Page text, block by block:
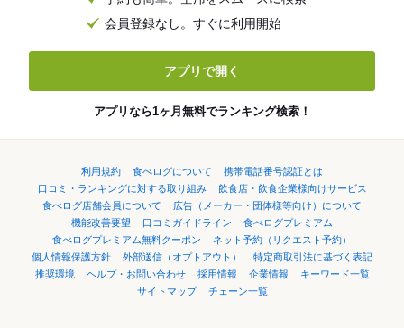
会員登録なし。すぐに利用開始
アプリで開く
アプリなら1ヶ月無料でランキング検索！
利用規約 食べログについて
携帯電話番号認証とは
口コミ・ランキングに対する取り組み
飲食店・飲食企業様向けサービス
食べログ店舗会員について
広告（メーカー・団体様等向け）について
機能改善要望
口コミガイドライン
食べログプレミアム
食べログプレミアム無料クーポン
ネット予約（リクエスト予約）
個人情報保護方針
外部送信（オプトアウト）
特定商取引法に基づく表記
推奨環境
ヘルプ・お問い合わせ 採用情報 企業情報
キーワード一覧
サイトマップ
チェーン一覧